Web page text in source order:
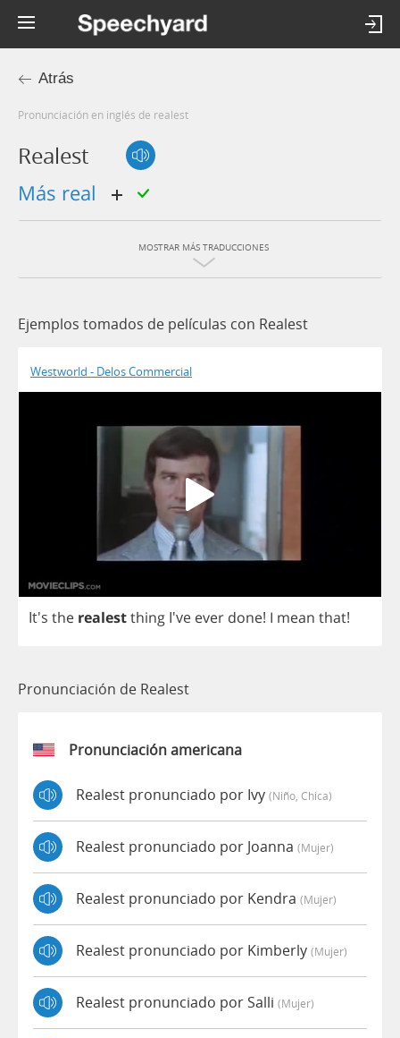
Atrás
Pronunciación en inglés de realest
Realest
más real
MOSTRAR MÁS TRADUCCIONES
Ejemplos tomados de películas con Realest
Westworld - Delos Commercial
It's the realestthing I've ever done! I mean that!
Pronunciación de Realest
Pronunciación americana
Realest pronunciado por Ivy (niño, Chica)
Realest pronunciado por Joanna (mujer)
Realest pronunciado por Kendra (mujer)
Realest pronunciado por Kimberly (mujer)
Realest pronunciado por Salli (mujer)